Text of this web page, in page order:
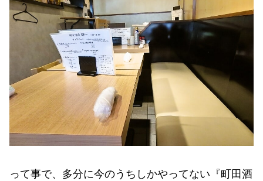
って事で、多分に今のうちしかやってない『町田酒